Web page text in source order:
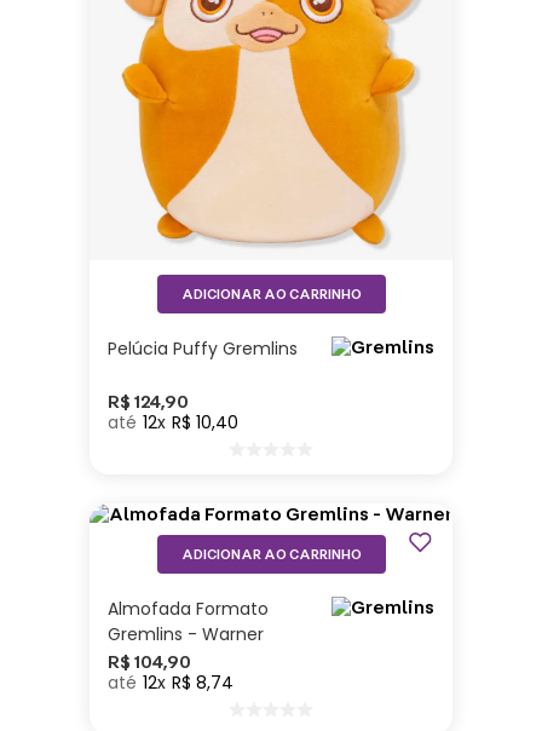
Pelúcia Puffy Gremlins
R$ 124,90
12 R$ 10,40
ADICIONAR AO CARRINHO
Almofada Formato
Gremlins - Warner
R$ 104,90
12 R$ 8,74
ADICIONAR AO CARRINHO